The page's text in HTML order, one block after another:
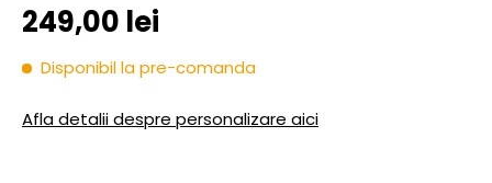
Pret initial
249,00 lei
Disponibil la pre-comanda
Afla detalii despre personalizare aici